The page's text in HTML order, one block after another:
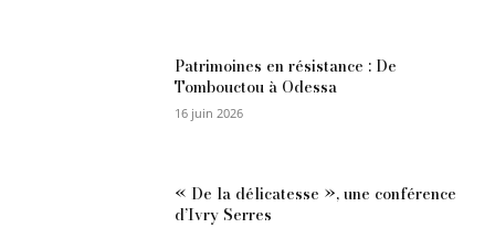
Patrimoines en résistance : De
Tombouctou à Odessa
16 juin 2026
« De la délicatesse », une conférence
d’Ivry Serres